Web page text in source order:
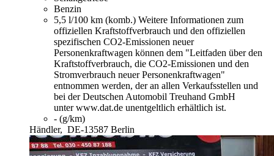
Benzin
5,5 l/100 km (komb.) Weitere Informationen zum
offiziellen Kraftstoffverbrauch und den offiziellen
spezifischen CO2-Emissionen neuer
Personenkraftwagen können dem "Leitfaden über den
Kraftstoffverbrauch, die CO2-Emissionen und den
Stromverbrauch neuer Personenkraftwagen"
entnommen werden, der an allen Verkaufsstellen und
bei der Deutschen Automobil Treuhand GmbH
unter www.dat.de unentgeltlich erhältlich ist.
- (g/km)
Händler, DE-13587 Berlin